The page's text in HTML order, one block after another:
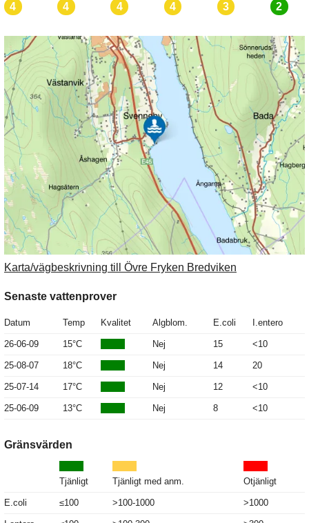
4
4
4
4
3
2
Karta/vägbeskrivning till Övre Fryken Bredviken
Senaste vattenprover
Datum Temp Kvalitet Algblom. E.coli I.entero
26-06-09 15°C Nej 15 <10
25-08-07 18°C Nej 14 20
25-07-14 17°C Nej 12 <10
25-06-09 13°C Nej 8 <10
Gränsvärden
Tjänligt Tjänligt med anm. Otjänligt
E.coli ≤100 >100-1000 >1000